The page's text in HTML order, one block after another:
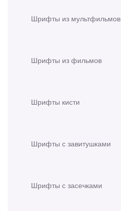
Шрифты из мультфильмов
Шрифты из фильмов
Шрифты кисти
Шрифты с завитушками
Шрифты с засечками